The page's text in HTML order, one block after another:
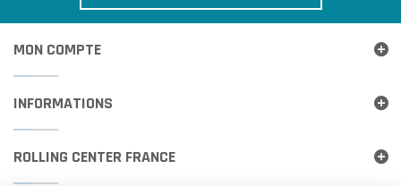
MON COMPTE
INFORMATIONS
ROLLING CENTER FRANCE